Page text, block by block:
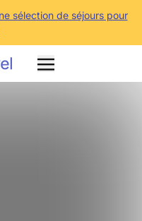
sélection de séjours pour